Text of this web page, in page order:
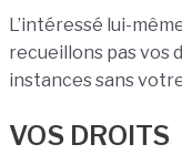
L’intéressé lui-
recueillons pas vos
instances sans
VOS DROITS